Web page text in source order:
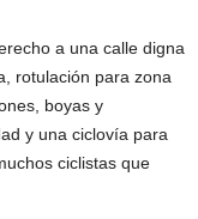
a una calle digna
rotulación para zona
boyas y
y una ciclovía para
ciclistas que